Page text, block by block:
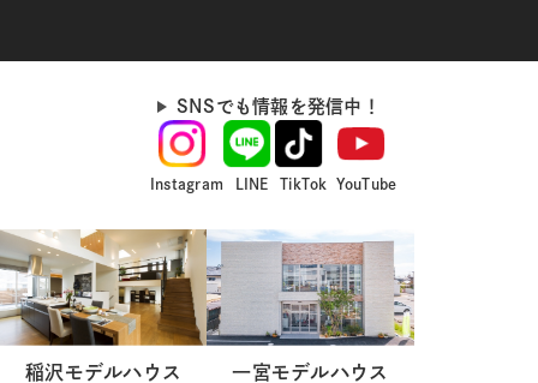
SNSでも情報を発信中！
Instagram LINE TikTok YouTube
稲沢モデルハウス 一宮モデルハウス